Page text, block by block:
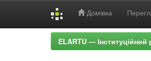
Домівка
ELARTU —